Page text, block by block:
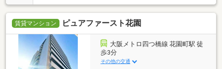
賃貸マンション ピュアファースト花園
大阪メトロ四つ橋線 花園町駅 徒
歩3分
その他の交通